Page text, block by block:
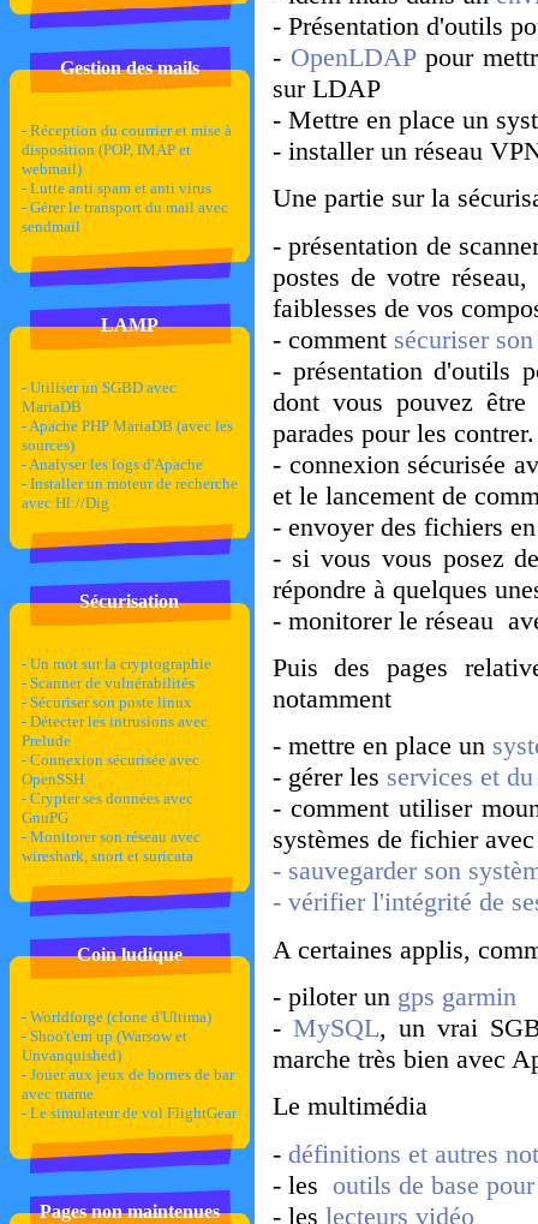
Gestion des mails
- Réception du courrier et mise à
disposition (POP, IMAP et
webmail)
- Lutte anti spam et anti virus
- Gérer le transport du mail avec
sendmail
LAMP
- Utiliser un SGBD avec
MariaDB
- Apache PHP MariaDB (avec les
sources)
- Analyser les logs d'Apache
- Installer un moteur de recherche
avec Hl://Dig
Sécurisation
- Un mot sur la cryptographie
- Scanner de vulnérabilités
- Sécuriser son poste linux
- Détecter les intrusions avec
Prelude
- Connexion sécurisée avec
OpenSSH
- Crypter ses données avec
GnuPG
- Monitorer son réseau avec
wireshark, snort et suricata
Coin ludique
- Worldforge (clone d'Ultima)
- Shoo't'em up (Warsow et
Unvanquished)
- Jouer aux jeux de bornes de bar
avec mame
- Le simulateur de vol FlightGear
Pages non maintenues
- Présentation d'outils
-OpenLDAPpour
sur LDAP
- Mettre en place un
- installer un réseau
Une partie sur la
- présentation de
postes de votre
faiblesses de vos
- comment sécuriser
- présentation d'outils
dont vous pouvez
parades pour les contrer.
- connexion sécurisée
et le lancement de
- envoyer des fichiers
- si vous vous posez
répondre à quelques
- monitorer le réseau
Puis des pages
notamment
- mettre en place un
- gérer les services et
- comment utiliser
systèmes de fichier avec
- sauvegarder son
- vérifier l'intégrité de
A certaines applis,
- piloter un gps garmin
- MySQL, un vrai
marche très bien avec
Le multimédia
- définitions et autres
- les outils de base
- les lecteurs vidéo